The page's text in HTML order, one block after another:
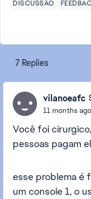
DISCUSSÃO
7 Replies
vilanoeafc
11 months ago
Você foi
pessoas pagam
esse problema é
um console 1, o